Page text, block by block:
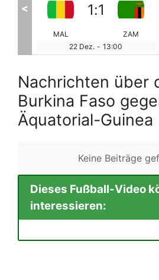
SOU
2:1
ANG
22 Dez. - 16:00
<
Nachrichten über
Burkina Faso
Äquatorial-Guinea
Keine Beiträge
Dieses Fußball-Video
interessieren: